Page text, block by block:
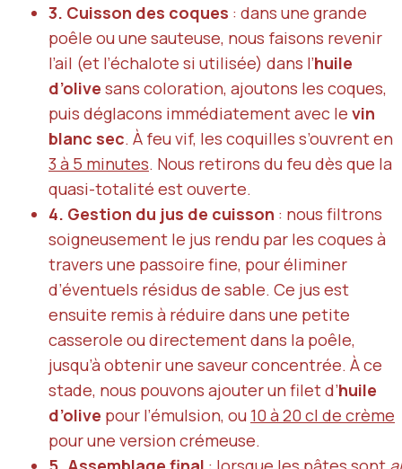
3. Cuisson des coques : dans une grande
poêle ou une sauteuse, nous faisons revenir
l’ail (et l’échalote si utilisée) dans l’huile
d’olive sans coloration, ajoutons les coques,
puis déglacons immédiatement avec le vin
blanc sec. À feu vif, les coquilles s’ouvrent en
3 à 5 minutes. Nous retirons du feu dès que la
quasi-totalité est ouverte.
4. Gestion du jus de cuisson : nous filtrons
soigneusement le jus rendu par les coques à
travers une passoire fine, pour éliminer
d’éventuels résidus de sable. Ce jus est
ensuite remis à réduire dans une petite
casserole ou directement dans la poêle,
jusqu’à obtenir une saveur concentrée. À ce
stade, nous pouvons ajouter un filet d’huile
d’olive pour l’émulsion, ou 10 à 20 cl de crème
pour une version crémeuse.